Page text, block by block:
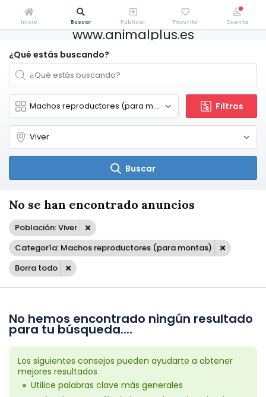
www.animalplus.es
¿Qué estás buscando?
Filtros
Buscar
No se han encontrado anuncios
Población: Viver
Categoría: Machos reproductores (para montas)
Borra todo
No hemos encontrado ningún resultado
para tu búsqueda....
Los siguientes consejos pueden ayudarte a obtener
mejores resultados
Utilice palabras clave más generales
Inicio Buscar Publicar Favorito Cuenta